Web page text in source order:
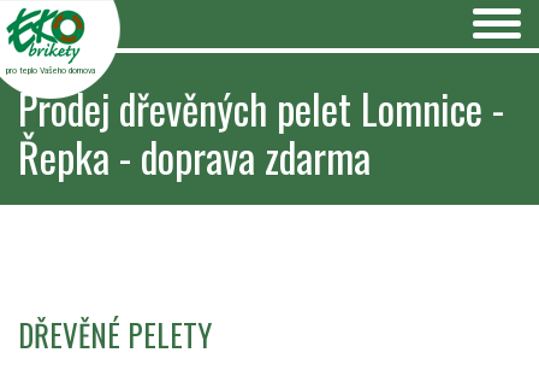
pro teplo Vašeho domova
Prodej dřevěných pelet Lomnice -
Řepka - doprava zdarma
DŘEVĚNÉ PELETY